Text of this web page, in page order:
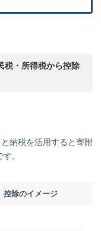
税・所得税から控除
納税を活用すると寄附
。
控除のイメージ